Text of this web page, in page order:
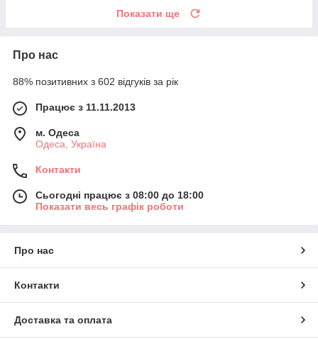
Показати ще
Про нас
88% позитивних з 602 відгуків за рік
Працює з 11.11.2013
м. Одеса
Одеса, Україна
Контакти
Сьогодні працює з 08:00 до 18:00
Показати весь графік роботи
Про нас
Контакти
Доставка та оплата